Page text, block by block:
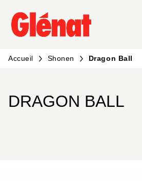
MENU RECHERCHE
PIED DE PAGE
Accueil Shonen Dragon Ball
DRAGON BALL